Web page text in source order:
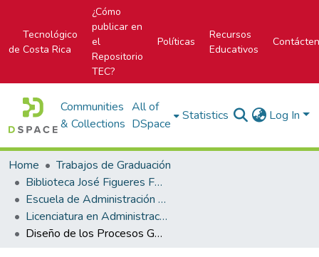
Tecnológico
de Costa Rica
¿Cómo
publicar en
el
Repositorio
TEC?
Políticas
Recursos
Educativos
Communities
& Collections
All of
DSpace
Statistics Log In
Home
Trabajos de Graduación
Biblioteca José Figueres Ferrer
Escuela de Administración de Tecnologías de Información (antes era Área Académica de Administración de Tecnologías de Información)
Licenciatura en Administración de Tecnología de Información
Diseño de los Procesos Gestión de Cambios, Gestión de Eventos y Gestión de Activos y Configuración basados en ITIL, Caso: Municipalidad de Curridabat